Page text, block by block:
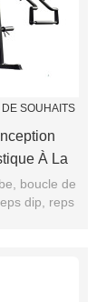
SOUHAITS
À La
boucle de
dip, reps